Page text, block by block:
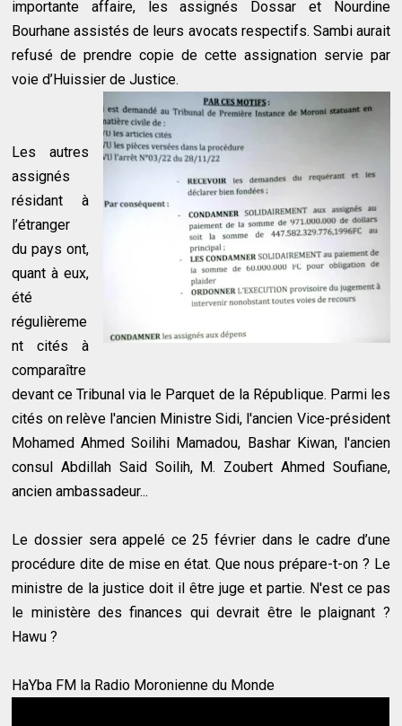
importante affaire, les assignés Dossar et Nourdine
Bourhane assistés de leurs avocats respectifs. Sambi aurait
refusé de prendre copie de cette assignation servie par
voie d’Huissier de Justice.
Les autres
assignés
résidant à
l’étranger
du pays ont,
quant à eux,
été
régulièreme
nt cités à
comparaître
devant ce Tribunal via le Parquet de la République. Parmi les
cités on relève l'ancien Ministre Sidi, l'ancien Vice-président
Mohamed Ahmed Soilihi Mamadou, Bashar Kiwan, l'ancien
consul Abdillah Said Soilih, M. Zoubert Ahmed Soufiane,
ancien ambassadeur...
Le dossier sera appelé ce 25 février dans le cadre d’une
procédure dite de mise en état. Que nous prépare-t-on ? Le
ministre de la justice doit il être juge et partie. N'est ce pas
le ministère des finances qui devrait être le plaignant ?
Hawu ?
HaYba FM la Radio Moronienne du Monde